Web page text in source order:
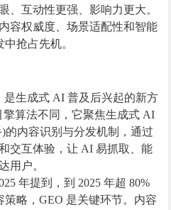
、互动性更强、影响力更大。
容权威度、场景适配性和智能
抢占先机。
是生成式 AI 普及后兴起的新方
擎算法不同，它聚焦生成式 AI
的内容识别与分发机制，通过
交互体验，让 AI 易抓取、能
用户。
年提到，到 2025 年超 80%
略，GEO 是关键环节。内容